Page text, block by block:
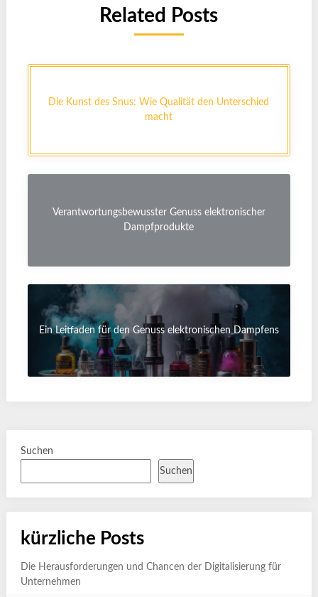
Related Posts
Die Kunst des Snus: Wie Qualität den Unterschied
macht
Verantwortungsbewusster Genuss elektronischer
Dampfprodukte
Ein Leitfaden für den Genuss elektronischen Dampfens
Suchen
Suchen
kürzliche Posts
Die Herausforderungen und Chancen der Digitalisierung für
Unternehmen